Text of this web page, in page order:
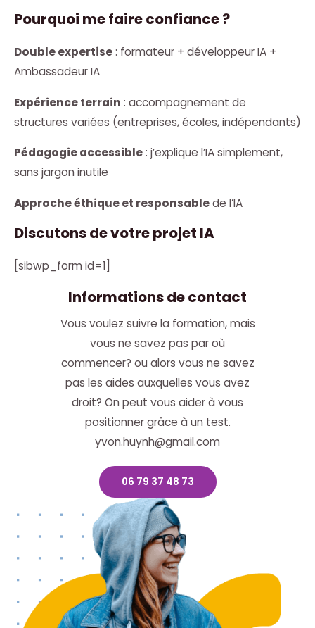
Pourquoi me faire confiance ?
Double expertise: formateur + développeur IA +
Ambassadeur IA
Expérience terrain : accompagnement de
structures variées (entreprises, écoles, indépendants)
Pédagogie accessible: j’explique l’IA simplement,
sans jargon inutile
Approche éthique et responsablede l’IA
Discutons de votre projet IA
[sibwp_form id=1]
Informations de contact
Vous voulez suivre la formation, mais
vous ne savez pas par où
commencer? ou alors vous ne savez
pas les aides auxquelles vous avez
droit? On peut vous aider à vous
positionner grâce à un test.
yvon.huynh@gmail.com
06 79 37 48 73